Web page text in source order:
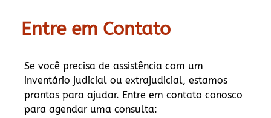
Entre em Contato
Se você precisa de assistência com um
inventário judicial ou extrajudicial, estamos
prontos para ajudar. Entre em contato conosco
para agendar uma consulta: